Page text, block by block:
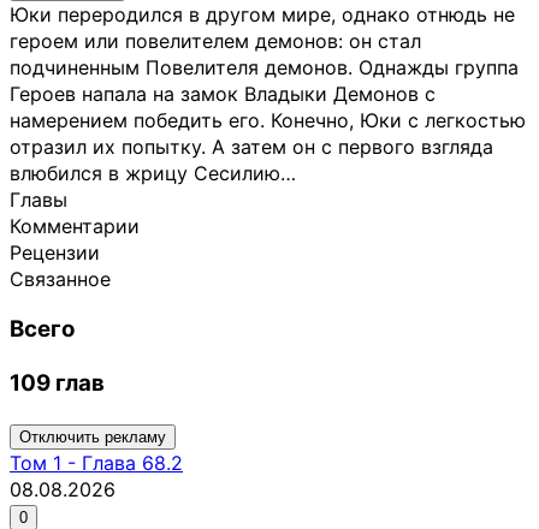
Юки переродился в другом мире, однако отнюдь не
героем или повелителем демонов: он стал
подчиненным Повелителя демонов. Однажды группа
Героев напала на замок Владыки Демонов с
намерением победить его. Конечно, Юки с легкостью
отразил их попытку. А затем он с первого взгляда
влюбился в жрицу Сесилию…
Главы
Комментарии
Рецензии
Связанное
Всего
109 глав
Отключить рекламу
Том 1 - Глава 68.2
08.08.2026
0